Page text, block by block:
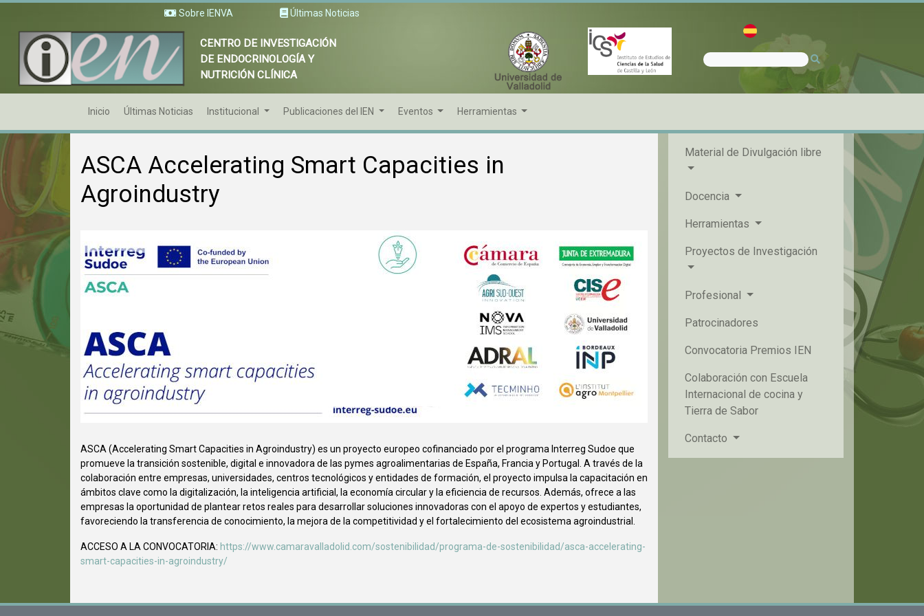
Sobre IENVA Últimas Noticias
CENTRO DE INVESTIGACIÓN
DE ENDOCRINOLOGÍA Y
NUTRICIÓN CLÍNICA
Inicio Últimas Noticias Institucional Publicaciones del IEN Eventos Herramientas
ASCA Accelerating Smart Capacities in
Agroindustry
ASCA (Accelerating Smart Capacities in Agroindustry) es un proyecto europeo cofinanciado por el programa Interreg Sudoe que
promueve la transición sostenible, digital e innovadora de las pymes agroalimentarias de España, Francia y Portugal. A través de la
colaboración entre empresas, universidades, centros tecnológicos y entidades de formación, el proyecto impulsa la capacitación en
ámbitos clave como la digitalización, la inteligencia artificial, la economía circular y la eficiencia de recursos. Además, ofrece a las
empresas la oportunidad de plantear retos reales para desarrollar soluciones innovadoras con el apoyo de expertos y estudiantes,
favoreciendo la transferencia de conocimiento, la mejora de la competitividad y el fortalecimiento del ecosistema agroindustrial.
ACCESO A LA CONVOCATORIA: https://www.camaravalladolid.com/sostenibilidad/programa-de-sostenibilidad/asca-accelerating-
smart-capacities-in-agroindustry/
Material de Divulgación libre
Docencia
Herramientas
Proyectos de Investigación
Profesional
Patrocinadores
Convocatoria Premios IEN
Colaboración con Escuela
Internacional de cocina y
Tierra de Sabor
Contacto